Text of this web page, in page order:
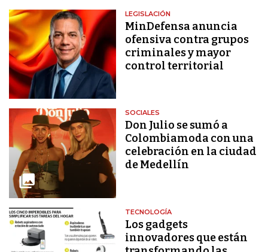
LEGISLACIÓN
MinDefensa anuncia
ofensiva contra grupos
criminales y mayor
control territorial
SOCIALES
Don Julio se sumó a
Colombiamoda con una
celebración en la ciudad
de Medellín
TECNOLOGÍA
Los gadgets
innovadores que están